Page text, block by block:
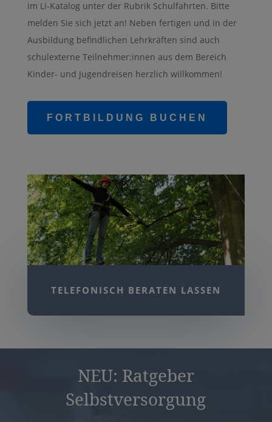
im Li-Katalog unter der Rubrik Schulfahrten. Bitte
melden Sie sich jetzt an! Neben fertigen und in der
Ausbildung befindlichen Lehrkräften sind auch
schulexterne Teilnehmer:innen aus dem Bereich
Kinder- und Jugendreisen herzlich willkommen!
FORTBILDUNG BUCHEN
TELEFONISCH BERATEN LASSEN
NEU: Ratgeber
Selbstversorgung